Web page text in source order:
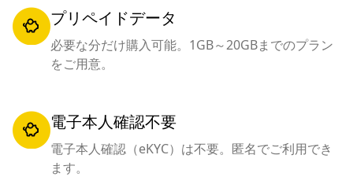
プリペイドデータ
必要な分だけ購入可能。1GB～20GBまでのプラン
をご用意。
電子本人確認不要
電子本人確認（eKYC）は不要。匿名でご利用でき
ます。